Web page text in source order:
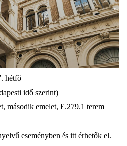
hétfő
idő szerint)
második emelet, E.279.1 terem
eseményben és itt érhetők el.